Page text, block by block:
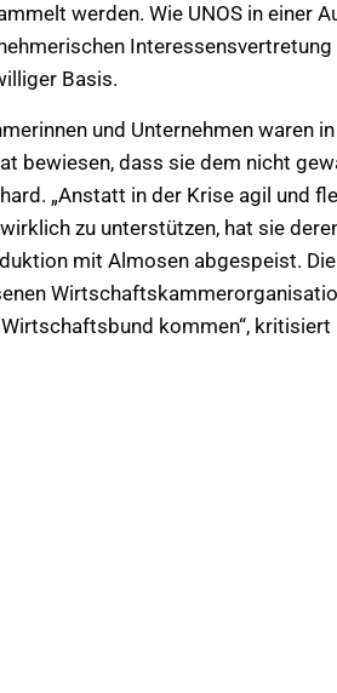
werden. Wie UNOS in einer
Interessensvertretung
Basis.
und Unternehmen waren
bewiesen, dass sie dem nicht
„Anstatt in der Krise agil und
zu unterstützen, hat sie
mit Almosen abgespeist.
kommen“, kritisiert